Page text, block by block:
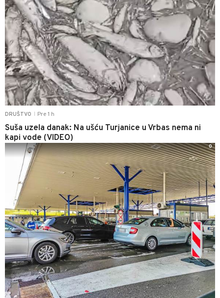
DRUŠTVO Pre 1 h
Suša uzela danak: Na ušću Turjanice u Vrbas nema ni
kapi vode (VIDEO)
0